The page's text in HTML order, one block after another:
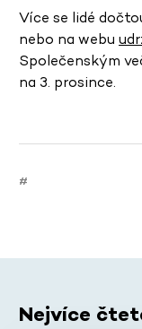
Více se lidé
nebo na webu
Společenským
na 3. prosince.
#
Nejvíce